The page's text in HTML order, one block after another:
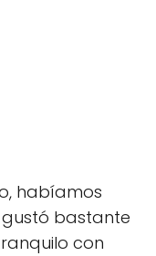
habíamos
bastante
con